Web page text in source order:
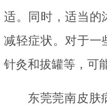
适。同时，适当的
减轻症状。对于一
针灸和拔罐等，可
东莞莞南皮肤